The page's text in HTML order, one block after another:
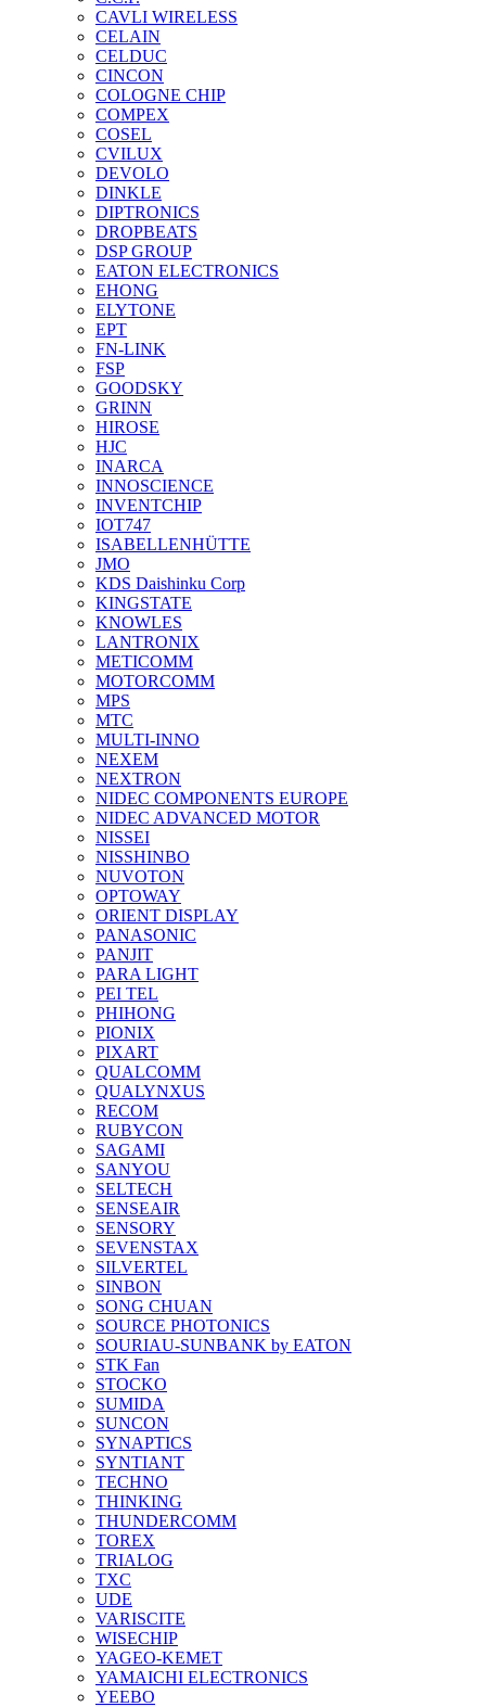
CAVLI WIRELESS
CELAIN
CELDUC
CINCON
COLOGNE CHIP
COMPEX
COSEL
CVILUX
DEVOLO
DINKLE
DIPTRONICS
DROPBEATS
DSP GROUP
EATON ELECTRONICS
EHONG
ELYTONE
EPT
FN-LINK
FSP
GOODSKY
GRINN
HIROSE
HJC
INARCA
INNOSCIENCE
INVENTCHIP
IOT747
ISABELLENHÜTTE
JMO
KDS Daishinku Corp
KINGSTATE
KNOWLES
LANTRONIX
METICOMM
MOTORCOMM
MPS
MTC
MULTI-INNO
NEXEM
NEXTRON
NIDEC COMPONENTS EUROPE
NIDEC ADVANCED MOTOR
NISSEI
NISSHINBO
NUVOTON
OPTOWAY
ORIENT DISPLAY
PANASONIC
PANJIT
PARA LIGHT
PEI TEL
PHIHONG
PIONIX
PIXART
QUALCOMM
QUALYNXUS
RECOM
RUBYCON
SAGAMI
SANYOU
SELTECH
SENSEAIR
SENSORY
SEVENSTAX
SILVERTEL
SINBON
SONG CHUAN
SOURCE PHOTONICS
SOURIAU-SUNBANK by EATON
STK Fan
STOCKO
SUMIDA
SUNCON
SYNAPTICS
SYNTIANT
TECHNO
THINKING
THUNDERCOMM
TOREX
TRIALOG
TXC
UDE
VARISCITE
WISECHIP
YAGEO-KEMET
YAMAICHI ELECTRONICS
YEEBO